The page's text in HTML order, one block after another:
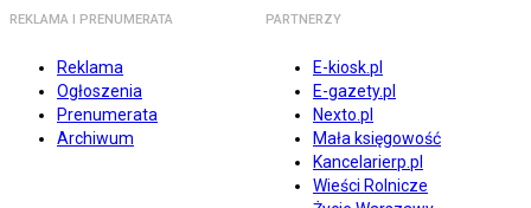
REKLAMA I PRENUMERATA
Reklama
Ogłoszenia
Prenumerata
Archiwum
PARTNERZY
E-kiosk.pl
E-gazety.pl
Nexto.pl
Mała księgowość
Kancelarierp.pl
Wieści Rolnicze